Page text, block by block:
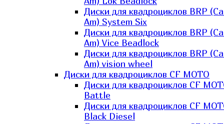
Диски для квадроциклов BRP
Am) System Six
Диски для квадроциклов BRP
Am) Vice Beadlock
Диски для квадроциклов BRP
Am) vision wheel
Диски для квадроциклов CF MOTO
Диски для квадроциклов CF
Battle
Диски для квадроциклов CF
Black Diesel